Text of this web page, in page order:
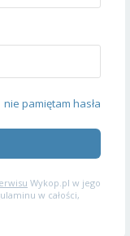
nie pamiętam hasła
Wykop.pl w jego
w całości,